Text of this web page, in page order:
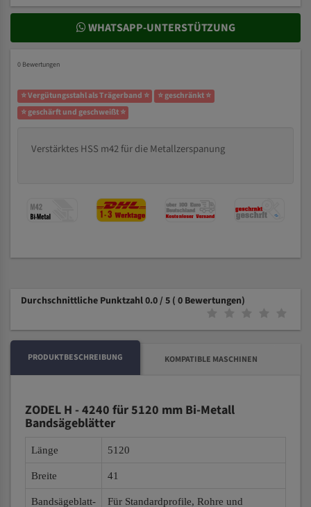
WHATSAPP-UNTERSTÜTZUNG
0 Bewertungen
⭐ Vergütungsstahl als Trägerband ⭐
⭐ geschränkt ⭐
⭐ geschärft und geschweißt ⭐
Verstärktes HSS m42 für die Metallzerspanung
Durchschnittliche Punktzahl 0.0 / 5 ( 0 Bewertungen)
PRODUKTBESCHREIBUNG KOMPATIBLE MASCHINEN
ZODEL H - 4240 für 5120 mm Bi-Metall
Bandsägeblätter
Länge 5120
Breite 41
Bandsägeblatt-
Für Standardprofile, Rohre und